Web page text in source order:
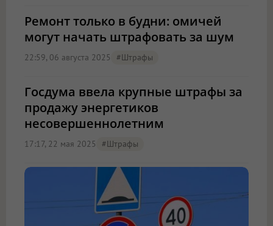
Ремонт только в будни: омичей
могут начать штрафовать за шум
22:59, 06 августа 2025 #штрафы
Госдума ввела крупные штрафы за
продажу энергетиков
несовершеннолетним
17:17, 22 мая 2025 #штрафы